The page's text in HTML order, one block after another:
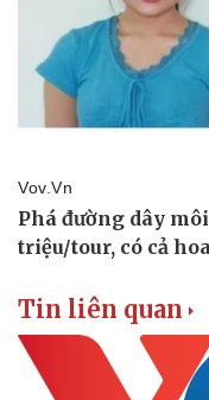
Tin liên quan